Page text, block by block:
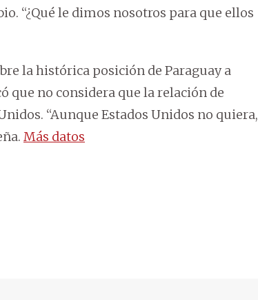
“¿Qué le dimos nosotros para que ellos
la histórica posición de Paraguay a
que no considera que la relación de
“Aunque Estados Unidos no quiera,
Más datos